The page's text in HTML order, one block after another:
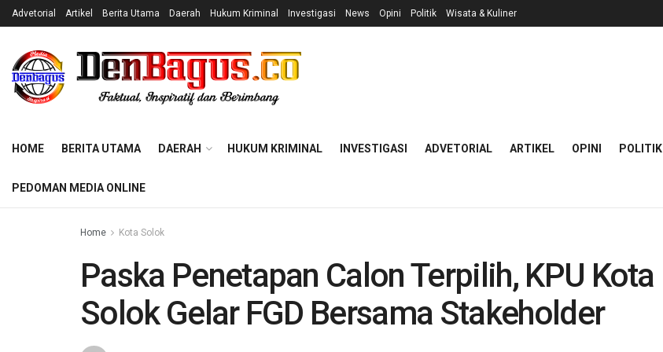
Advetorial Artikel Berita Utama Daerah Hukum Kriminal Investigasi News Opini Politik Wisata & Kuliner
HOME BERITA UTAMA DAERAH HUKUM KRIMINAL INVESTIGASI ADVETORIAL ARTIKEL OPINI POLITIK
PEDOMAN MEDIA ONLINE
Home Kota Solok
Paska Penetapan Calon Terpilih, KPU Kota
Solok Gelar FGD Bersama Stakeholder